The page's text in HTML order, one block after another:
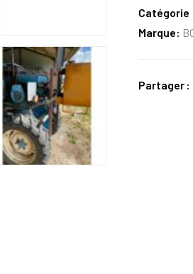
Catégorie
Marque:
Partager